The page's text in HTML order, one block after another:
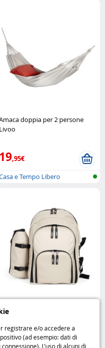
registrare e/o accedere a
(ad esempio: dati di
L’uso di alcuni di
doppia per 2 persone
Livoo
19,95€
e Tempo Libero
termico da picnic Livoo